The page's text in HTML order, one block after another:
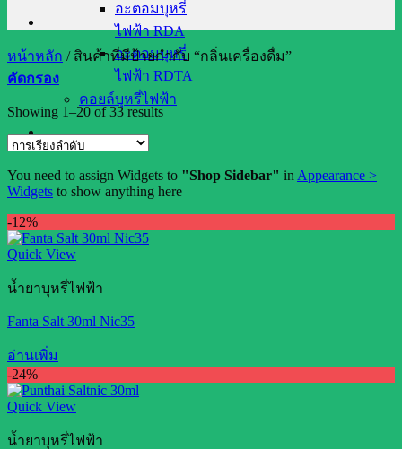
อะตอมบุหรี่
ไฟฟ้า RDA
อะตอมบุหรี่
ไฟฟ้า RDTA
คอยล์บุหรี่ไฟฟ้า
หน้าหลัก /สินค้าที่มีป้ายกำกับ “กลิ่นเครื่องดื่ม”
คัดกรอง
Showing 1–20 of 33 results
You need to assign Widgets to "Shop Sidebar" in Appearance >
Widgets to show anything here
-12%
Quick View
น้ำยาบุหรี่ไฟฟ้า
Fanta Salt 30ml Nic35
อ่านเพิ่ม
-24%
Quick View
น้ำยาบุหรี่ไฟฟ้า